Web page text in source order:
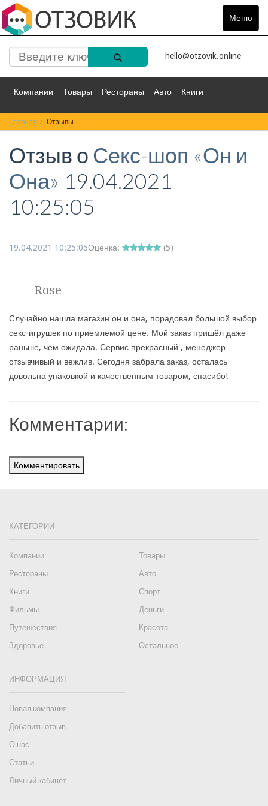
Меню
Toggle
hello@otzovik.online
Компании Товары Рестораны Авто Книги
Спорт Фильмы
Красота Здоровье Остальное
Главная Отзывы
Отзыв о Секс-шоп «Он и
Она» 19.04.2021
10:25:05
19.04.2021 10:25:05Оценка: (5)
Rose
Случайно нашла магазин он и она, порадовал большой выбор
секс-игрушек по приемлемой цене. Мой заказ пришёл даже
раньше, чем ожидала. Сервис прекрасный , менеджер
отзывчивый и вежлив. Сегодня забрала заказ, осталась
довольна упаковкой и качественным товаром, спасибо!
Комментарии:
Комментировать
КАТЕГОРИИ
Компании
Товары
Рестораны
Авто
Книги
Спорт
Фильмы
Деньги
Путешествия
Красота
Здоровье
Остальное
ИНФОРМАЦИЯ
Новая компания
Добавить отзыв
О нас
Статьи
Личный кабинет